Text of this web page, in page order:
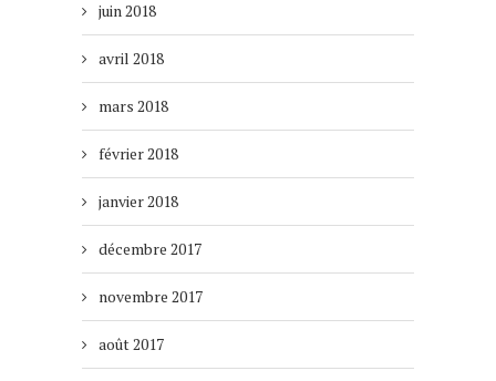
juin 2018
avril 2018
mars 2018
février 2018
janvier 2018
décembre 2017
novembre 2017
août 2017